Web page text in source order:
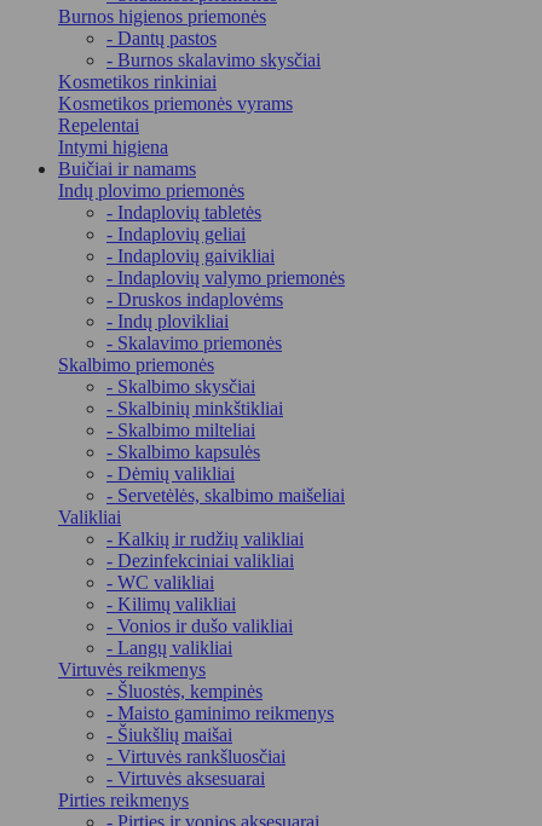
Burnos higienos priemonės
- Dantų pastos
- Burnos skalavimo skysčiai
Kosmetikos rinkiniai
Kosmetikos priemonės vyrams
Repelentai
Intymi higiena
Buičiai ir namams
Indų plovimo priemonės
- Indaplovių tabletės
- Indaplovių geliai
- Indaplovių gaivikliai
- Indaplovių valymo priemonės
- Druskos indaplovėms
- Indų plovikliai
- Skalavimo priemonės
Skalbimo priemonės
- Skalbimo skysčiai
- Skalbinių minkštikliai
- Skalbimo milteliai
- Skalbimo kapsulės
- Dėmių valikliai
- Servetėlės, skalbimo maišeliai
Valikliai
- Kalkių ir rudžių valikliai
- Dezinfekciniai valikliai
- WC valikliai
- Kilimų valikliai
- Vonios ir dušo valikliai
- Langų valikliai
Virtuvės reikmenys
- Šluostės, kempinės
- Maisto gaminimo reikmenys
- Šiukšlių maišai
- Virtuvės rankšluosčiai
- Virtuvės aksesuarai
Pirties reikmenys